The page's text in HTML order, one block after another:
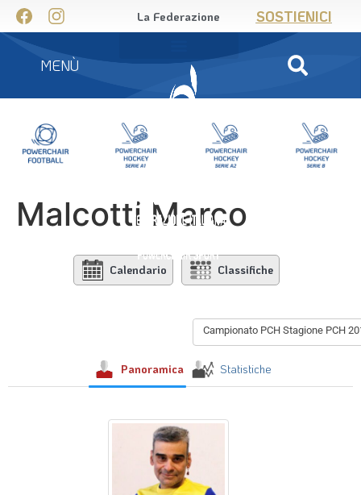
La Federazione SOSTIENICI
MENÙ
Malcotti Marco
Calendario Classifiche
Campionato PCH Stagione PCH
Panoramica Statistiche